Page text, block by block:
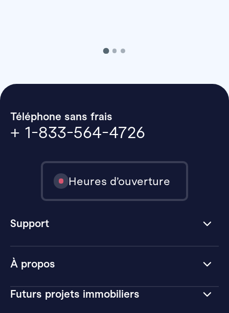
À propos
Futurs projets immobiliers
Téléphone sans frais
+ 1-833-564-4726
Heures d’ouverture
Support